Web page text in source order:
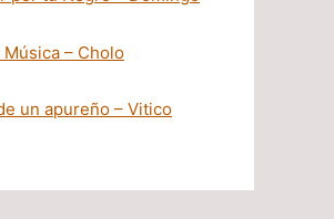
Música – Cholo
un apureño – Vitico